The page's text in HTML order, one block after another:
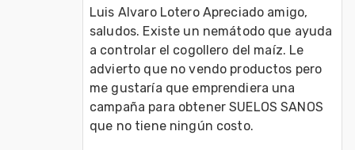
Luis Alvaro Lotero Apreciado amigo,
saludos. Existe un nemátodo que ayuda
a controlar el cogollero del maíz. Le
advierto que no vendo productos pero
me gustaría que emprendiera una
campaña para obtener SUELOS SANOS
que no tiene ningún costo.